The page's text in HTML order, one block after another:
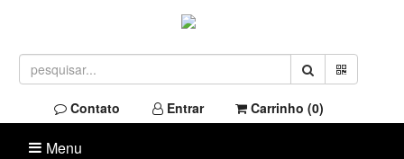
Contato Entrar Carrinho (0)
Menu